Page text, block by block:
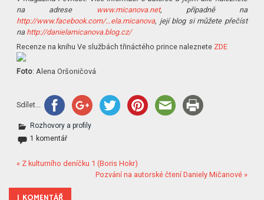
na adrese
www.micanova.net, případně na
http://www.facebook.com/…ela.micanova, její blog si můžete přečíst
na http://danielamicanova.blog.cz/
Recenze na knihu Ve službách třináctého prince naleznete ZDE
Foto: Alena Oršoničová
Sdílet...
Rozhovory a profily
1 komentář
« Z kulturního deníčku 1 (Boris Hokr)
Pozvání na autorské čtení Daniely Mičanové »
1 KOMENTÁŘ